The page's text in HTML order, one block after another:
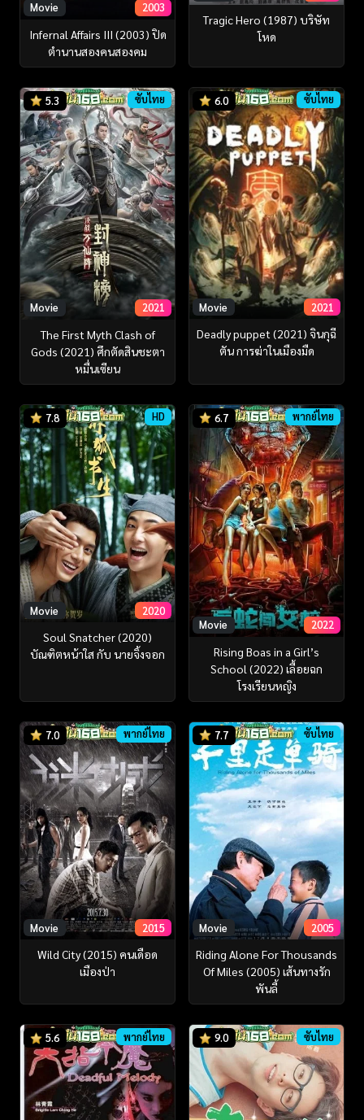
Movie 2003
Infernal Affairs III (2003) ปิด
ตำนานสองคนสองคม
Tragic Hero (1987) บริษัท
โหด
5.3 ซับไทย
Movie 2021
The First Myth Clash of
Gods (2021) ศึกตัดสินชะตา
หมื่นเซียน
6.0 ซับไทย
Movie 2021
Deadly puppet (2021) จินกุฉี
ตัน การฆ่าในเมืองมืด
7.8 HD
Movie 2020
Soul Snatcher (2020)
บัณฑิตหน้าใส กับ นายจิ้งจอก
6.7 พากย์ไทย
Movie 2022
Rising Boas in a Girl’s
School (2022) เลื้อยฉก
โรงเรียนหญิง
7.0 พากย์ไทย
Movie 2015
Wild City (2015) คนเดือด
เมืองป่า
7.7 ซับไทย
Movie 2005
Riding Alone For Thousands
Of Miles (2005) เส้นทางรัก
พันลี้
5.6 พากย์ไทย 9.0 ซับไทย